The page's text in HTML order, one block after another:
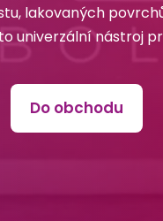
lakovaných
univerzální nástroj
Do obchodu